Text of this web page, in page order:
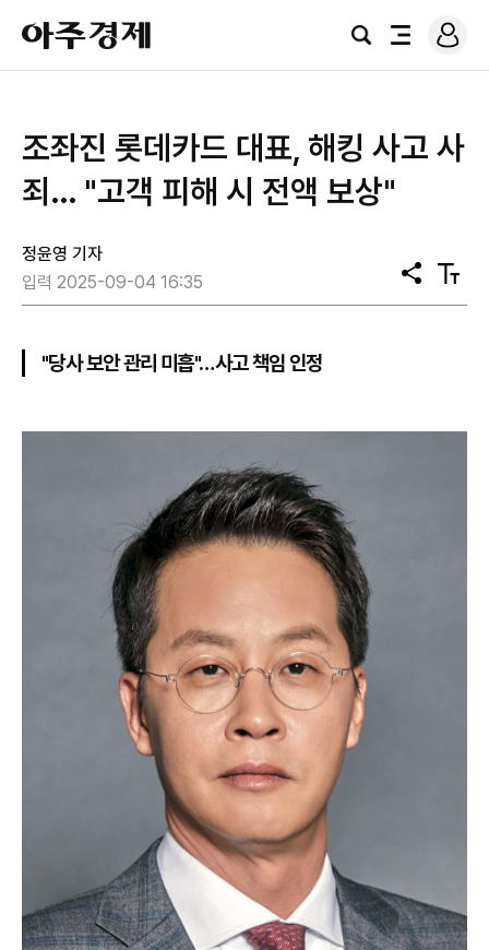
아
주
경
검
전
로
그
조좌진 롯데카드 대표, 해킹 사고 사
죄… "고객 피해 시 전액 보상"
정윤영 기자
입력 2025-09-04 16:35
공
유
텍
스
"당사 보안 관리 미흡"…사고 책임 인정